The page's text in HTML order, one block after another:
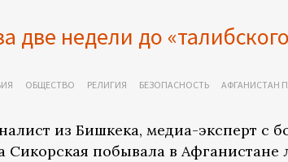
две недели до
ОБЩЕСТВО РЕЛИГИЯ БЕЗОПАСНОСТЬ АФГАНИСТАН
из Бишкека, медиа-эксперт с
побывала в Афганистане